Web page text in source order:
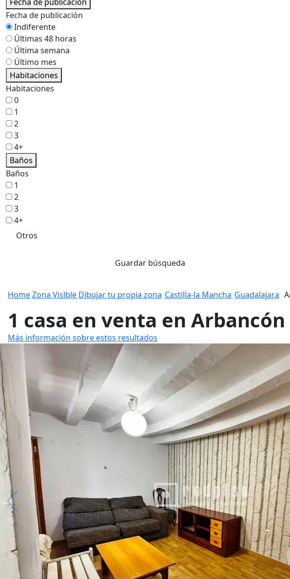
Fecha de publicación
Indiferente
Últimas 48 horas
Última semana
Último mes
Habitaciones
Habitaciones
0
1
2
3
4+
Baños
Baños
1
2
3
4+
Otros
Guardar búsqueda
HomeZona Vislble Dibujar tu propia zona Castilla-la Mancha Guadalajara
1 casa en venta en Arbancón
Más información sobre estos resultados